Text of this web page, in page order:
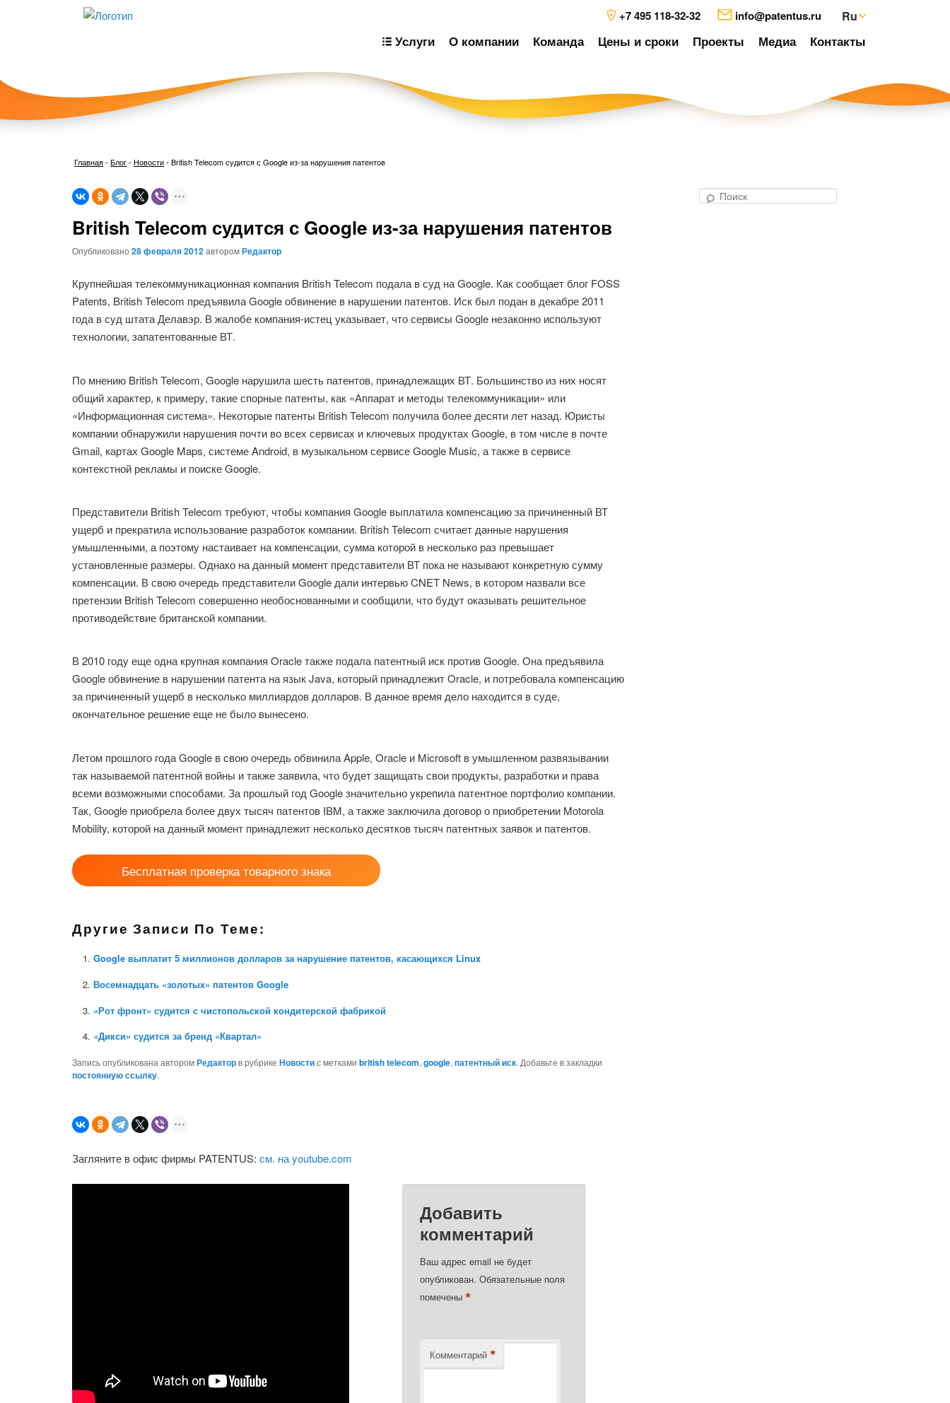
+7 495 118-32-32 info@patentus.ru Ru
Услуги О компании Команда Цены и сроки Проекты Медиа Контакты
Главная-Блог- Новости- British Telecom судится с Google из-за нарушения патентов
British Telecom судится с Google из-за нарушения патентов
Опубликовано28 февраля 2012авторомРедактор
Крупнейшая телекоммуникационная компания British Telecom подала в суд на Google. Как сообщает блог FOSS
Patents, British Telecom предъявила Google обвинение в нарушении патентов. Иск был подан в декабре 2011
года в суд штата Делавэр. В жалобе компания-истец указывает, что сервисы Google незаконно используют
технологии, запатентованные ВТ.
По мнению British Telecom, Google нарушила шесть патентов, принадлежащих ВТ. Большинство из них носят
общий характер, к примеру, такие спорные патенты, как «Аппарат и методы телекоммуникации» или
«Информационная система». Некоторые патенты British Telecom получила более десяти лет назад. Юристы
компании обнаружили нарушения почти во всех сервисах и ключевых продуктах Google, в том числе в почте
Gmail, картах Google Maps, системе Android, в музыкальном сервисе Google Music, а также в сервисе
контекстной рекламы и поиске Google.
Представители British Telecom требуют, чтобы компания Google выплатила компенсацию за причиненный ВТ
ущерб и прекратила использование разработок компании. British Telecom считает данные нарушения
умышленными, а поэтому настаивает на компенсации, сумма которой в несколько раз превышает
установленные размеры. Однако на данный момент представители ВТ пока не называют конкретную сумму
компенсации. В свою очередь представители Google дали интервью CNET News, в котором назвали все
претензии British Telecom совершенно необоснованными и сообщили, что будут оказывать решительное
противодействие британской компании.
В 2010 году еще одна крупная компания Oracle также подала патентный иск против Google. Она предъявила
Google обвинение в нарушении патента на язык Java, который принадлежит Oracle, и потребовала компенсацию
за причиненный ущерб в несколько миллиардов долларов. В данное время дело находится в суде,
окончательное решение еще не было вынесено.
Летом прошлого года Google в свою очередь обвинила Apple, Oracle и Microsoft в умышленном развязывании
так называемой патентной войны и также заявила, что будет защищать свои продукты, разработки и права
всеми возможными способами. За прошлый год Google значительно укрепила патентное портфолио компании.
Так, Google приобрела более двух тысяч патентов IBM, а также заключила договор о приобретении Motorola
Mobility, которой на данный момент принадлежит несколько десятков тысяч патентных заявок и патентов.
Бесплатная проверка товарного знака
Другие Записи По Теме:
Google выплатит 5 миллионов долларов за нарушение патентов, касающихся Linux
Восемнадцать «золотых» патентов Google
«Рот фронт» судится с чистопольской кондитерской фабрикой
«Дикси» судится за бренд «Квартал»
Запись опубликована авторомРедакторв рубрикеНовостис меткамиbritish telecom,google,патентный иск. Добавьте в закладки
постоянную ссылку.
Загляните в офис фирмы PATENTUS:см. на youtube.com
Добавить
комментарий
Ваш адрес email не будет
опубликован. Обязательные поля
помечены*
Комментарий *